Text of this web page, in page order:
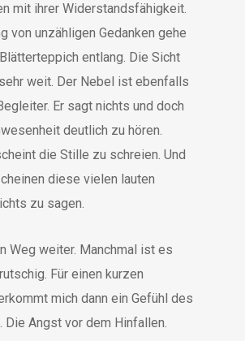
mit ihrer Widerstandsfähigkeit.
von unzähligen Gedanken gehe
entlang. Die Sicht
weit. Der Nebel ist ebenfalls
Er sagt nichts und doch
deutlich zu hören.
die Stille zu schreien. Und
diese vielen lauten
zu sagen.
Weg weiter. Manchmal ist es
Für einen kurzen
mich dann ein Gefühl des
Die Angst vor dem Hinfallen.